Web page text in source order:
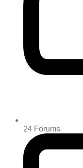
24 Forums